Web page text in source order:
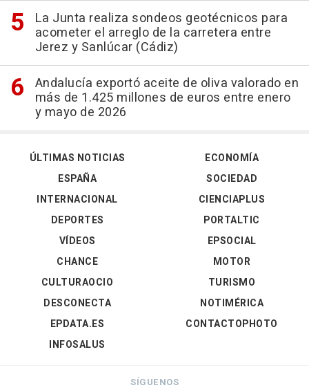
La Junta realiza sondeos geotécnicos para
acometer el arreglo de la carretera entre
Jerez y Sanlúcar (Cádiz)
Andalucía exportó aceite de oliva valorado en
más de 1.425 millones de euros entre enero
y mayo de 2026
ÚLTIMAS NOTICIAS
ESPAÑA
INTERNACIONAL
DEPORTES
VÍDEOS
ECONOMÍA
SOCIEDAD
CIENCIAPLUS
PORTALTIC
EPSOCIAL
CHANCE
CULTURAOCIO
DESCONECTA
EPDATA.ES
INFOSALUS
MOTOR
TURISMO
NOTIMÉRICA
CONTACTOPHOTO
SÍGUENOS